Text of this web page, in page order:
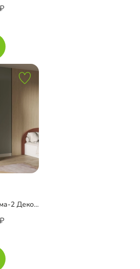
Распашной шкаф Лесама-2 Декор 1 с антресолью